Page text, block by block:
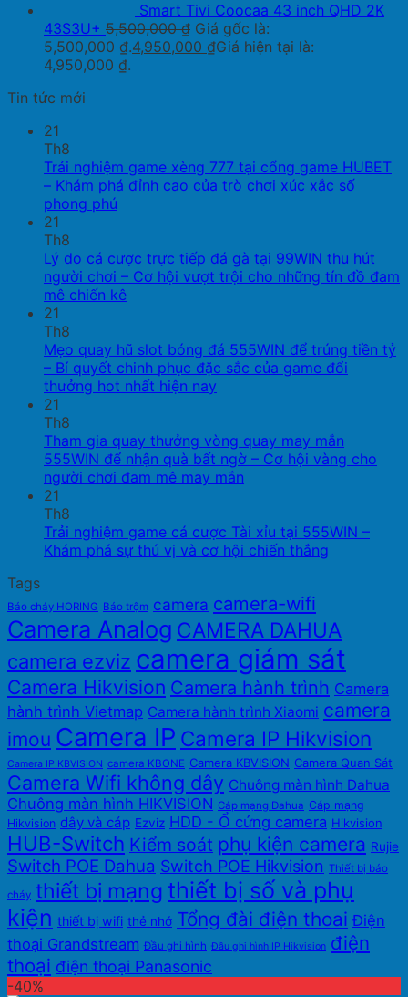
Smart Tivi Coocaa 43 inch QHD 2K
43S3U+ 5,500,000₫ Giá gốc là:
5,500,000 ₫.4,950,000 ₫Giá hiện tại là:
4,950,000 ₫.
Tin tức mới
21
Th8
Trải nghiệm game xèng 777 tại cổng game HUBET
– Khám phá đỉnh cao của trò chơi xúc xắc số
phong phú
21
Th8
Lý do cá cược trực tiếp đá gà tại 99WIN thu hút
người chơi – Cơ hội vượt trội cho những tín đồ đam
mê chiến kê
21
Th8
Mẹo quay hũ slot bóng đá 555WIN để trúng tiền tỷ
– Bí quyết chinh phục đặc sắc của game đổi
thưởng hot nhất hiện nay
21
Th8
Tham gia quay thưởng vòng quay may mắn
555WIN để nhận quà bất ngờ – Cơ hội vàng cho
người chơi đam mê may mắn
21
Th8
Trải nghiệm game cá cược Tài xỉu tại 555WIN –
Khám phá sự thú vị và cơ hội chiến thắng
Tags
Báo cháy HORING Báo trộm camera camera-wifi
Camera Analog CAMERA DAHUA
camera ezviz camera giám sát
Camera Hikvision Camera hành trình Camera
hành trình Vietmap Camera hành trình Xiaomi camera
imou Camera IP Camera IP Hikvision
Camera IP KBVISION camera KBONE Camera KBVISION Camera Quan Sát
Camera Wifi không dây Chuông màn hình Dahua
Chuông màn hình HIKVISION Cáp mạng Dahua Cáp mạng
Hikvision dây và cáp Ezviz HDD - Ổ cứng camera Hikvision
HUB-Switch Kiểm soát phụ kiện camera Rujie
Switch POE Dahua Switch POE Hikvision Thiết bị báo
cháy thiết bị mạng thiết bị số và phụ
kiện thiết bị wifi thẻ nhớ Tổng đài điện thoai Điện
thoại Grandstream Đầu ghi hình Đầu ghi hình IP Hikvision điện
thoại điện thoại Panasonic
-40%